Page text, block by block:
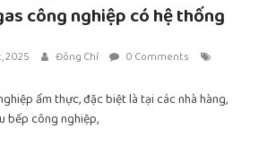
công nghiệp có hệ thống
2025 Đông Chí
0 Comments
ẩm thực, đặc biệt là tại các nhà hàng,
bếp công nghiệp,